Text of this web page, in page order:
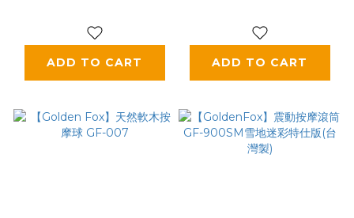
ADD TO CART ADD TO CART